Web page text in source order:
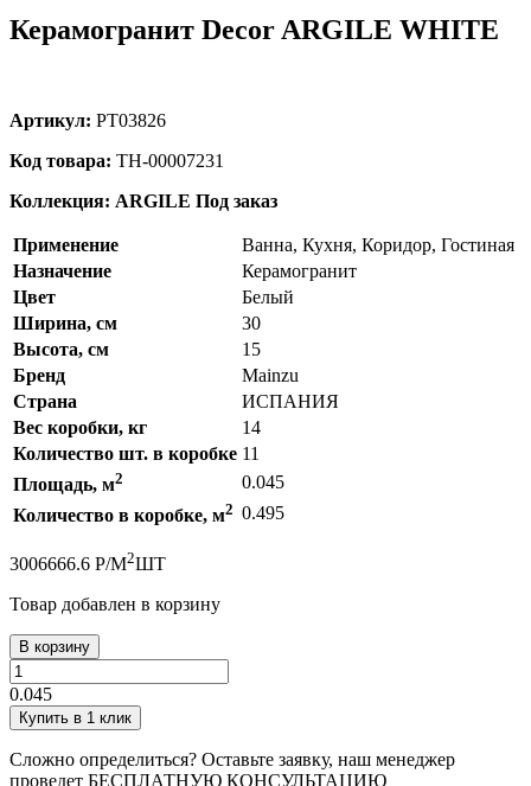
Керамогранит Decor ARGILE WHITE
Артикул: PT03826
Код товара: ТН-00007231
Коллекция: ARGILE Под заказ
Применение
Ванна, Кухня, Коридор, Гостиная
Назначение
Керамогранит
Цвет
Белый
Ширина, см
30
Высота, см
15
Бренд
Mainzu
Страна
ИСПАНИЯ
Вес коробки, кг
14
Количество шт. в коробке 11
Площадь, м2
0.045
Количество в коробке, м2 0.495
3006666.6 Р/М2ШТ
Товар добавлен в корзину
В корзину
0.045
Купить в 1 клик
Сложно определиться? Оставьте заявку, наш менеджер
проведет БЕСПЛАТНУЮ КОНСУЛЬТАЦИЮ